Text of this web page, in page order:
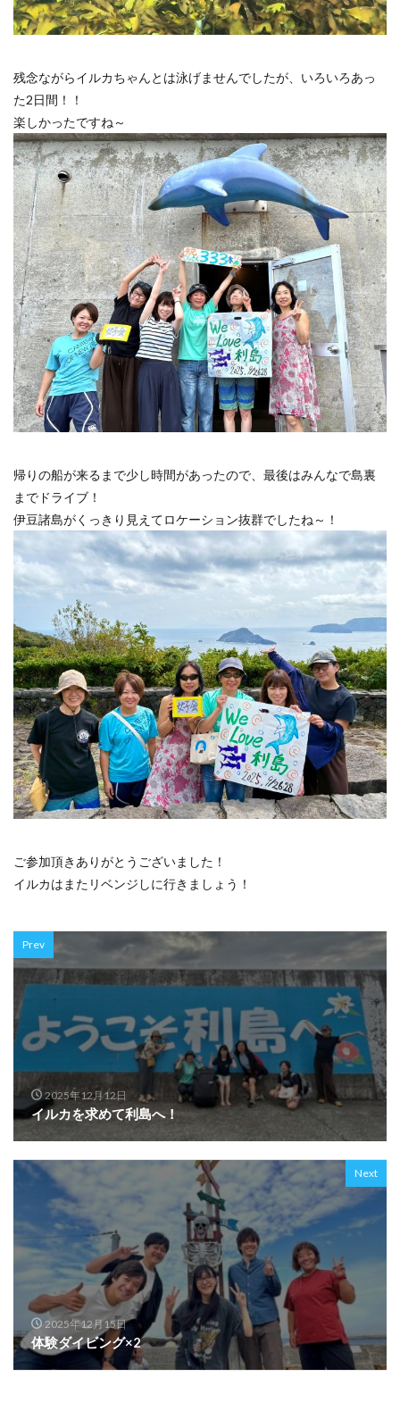
残念ながらイルカちゃんとは泳げませんでしたが、いろいろあっ
た2日間！！
楽しかったですね～
帰りの船が来るまで少し時間があったので、最後はみんなで島裏
までドライブ！
伊豆諸島がくっきり見えてロケーション抜群でしたね～！
ご参加頂きありがとうございました！
イルカはまたリベンジしに行きましょう！
Prev
2025年12月12日
イルカを求めて利島へ！
Next
2025年12月15日
体験ダイビング×2